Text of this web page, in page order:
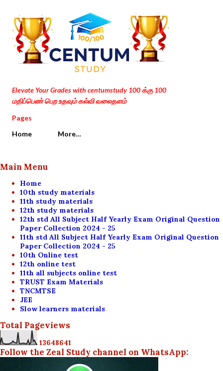
Skip to main content
Elevate Your Grades with centumstudy 100 க்கு 100
மதிப்பெண் பெற உதவும் கல்வி வலைதளம்
Pages
Home
More…
Main Menu
Home
10th study materials
11th study materials
12th study materials
12th std All Subject Half Yearly Exam Original Question
Paper Collection 2024 - 25
11th std All Subject Half Yearly Exam Original Question
Paper Collection 2024 - 25
10th Online test
12th online test
11th all subjects online test
TRUST Exam Materials
TNCMTSE
JEE
Slow learners materials
Total Pageviews
13648641
Follow the Zeal Study channel on WhatsApp: